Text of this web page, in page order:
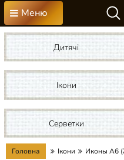
Меню
Дитячі
Ікони
Серветки
Головна Ікони
Иконы А6